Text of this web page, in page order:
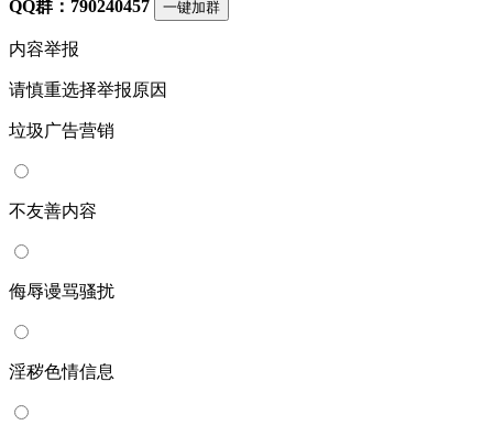
QQ群：790240457 一键加群
内容举报
请慎重选择举报原因
垃圾广告营销
不友善内容
侮辱谩骂骚扰
淫秽色情信息